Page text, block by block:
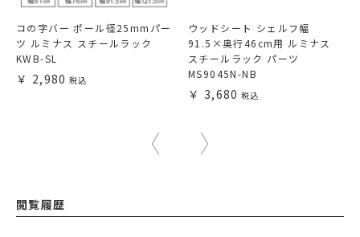
コの字バー ポール径25mmパー
ツ ルミナス スチールラック
KWB-SL
2,980
ウッドシート シェルフ幅
91.5×奥行46cm用 ルミナス
スチールラック パーツ
MS9045N-NB
3,680
閲覧履歴